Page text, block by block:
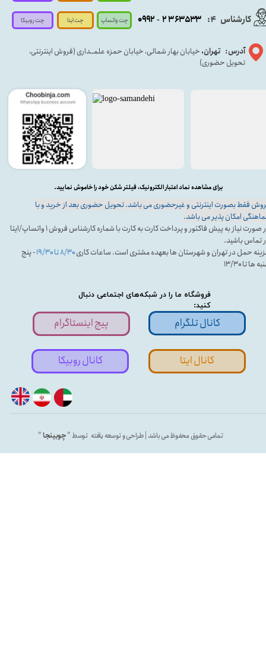
فروشگاه ما را در شبکه‌های اجتماعی دنبال
کنید:
تمامی حقوق محفوظ می باشد | طراحی و توسعه یافته توسط "چوبینجا"
آدرس: تهران، خیابان بهار شمالی، خیابان حمزه علمــداری (فروش اینترنتی،
تحویل حضوری)
فقط بصورت اینترنتی و غیرحضوری می باشد. تحویل حضوری بعد از خرید و با
امکان پذیر می باشد.
در صورت نیاز به پیش فاکتور و پرداخت کارت به کارت با شماره کارشناس فروش ۱ واتساپ/ایتا
تماس باشید.
حمل در تهران و شهرستان ها بعهده مشتری است. ساعات کاری۸/۳۰ تا ۱۹/۳۰
- پنج
ها تا ۱۳/۳۰
برای مشاهده نماد اعتبار الکترونیک، فیلتر شکن خود را خاموش نمایید.
پیج اینستاگرام کانال تلگرام
کانال ایتا کانال روبیکا
کارشناس 4
: ۲۳۶۳۵۳۳ - ۰۹۹۲ چت واتساپ چت ایتا چت روبیکا